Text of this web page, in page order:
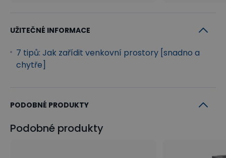
UŽITEČNÉ INFORMACE
7 tipů: Jak zařídit venkovní prostory [snadno a
chytře]
PODOBNÉ PRODUKTY
Podobné produkty